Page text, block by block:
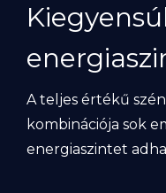
A teljes értékű
kombinációja sok
energiaszintet